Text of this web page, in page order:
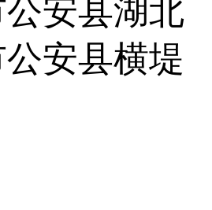
安县湖北
安县横堤